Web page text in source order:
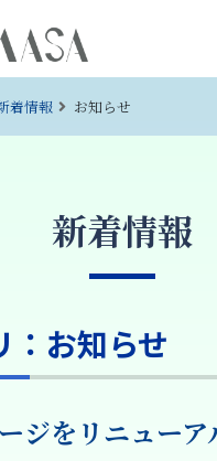
着情報 お知らせ
新着情報
：お知らせ
ジをリニューア